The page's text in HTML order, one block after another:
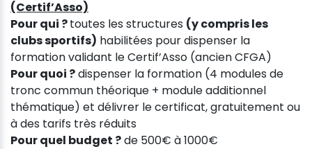
(Certif’Asso)
Pour qui ?toutes les structures (y compris les
clubs sportifs) habilitées pour dispenser la
formation validant le Certif’Asso (ancien CFGA)
Pour quoi ?dispenser la formation (4 modules de
tronc commun théorique + module additionnel
thématique) et délivrer le certificat, gratuitement ou
à des tarifs très réduits
Pour quel budget ?de 500€ à 1000€